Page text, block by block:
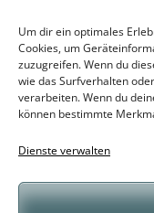
Um dir ein optimales
Cookies, um
zuzugreifen. Wenn du
wie das Surfverhalten
verarbeiten. Wenn du
können bestimmte
Dienste verwalten
Hallo
15/